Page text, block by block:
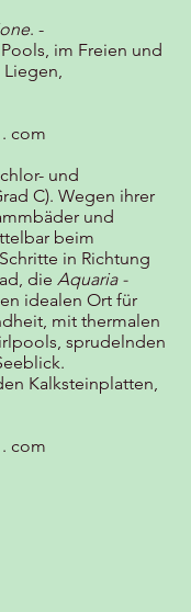
. -
im Freien und
com
und
C). Wegen ihrer
und
beim
in Richtung
die Aquaria -
idealen Ort für
mit thermalen
sprudelnden
Kalksteinplatten,
com